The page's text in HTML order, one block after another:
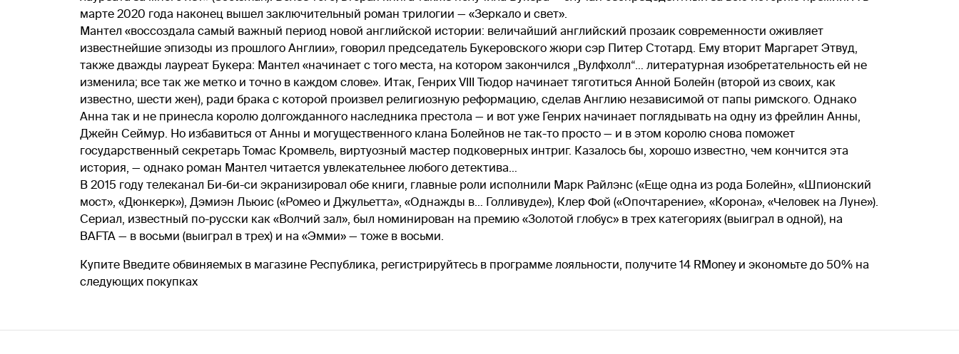
марте 2020 года наконец вышел заключительный роман трилогии — «Зеркало и свет».
Мантел «воссоздала самый важный период новой английской истории: величайший английский прозаик современности оживляет
известнейшие эпизоды из прошлого Англии», говорил председатель Букеровского жюри сэр Питер Стотард. Ему вторит Маргарет Этвуд,
также дважды лауреат Букера: Мантел «начинает с того места, на котором закончился „Вулфхолл“… литературная изобретательность ей не
изменила; все так же метко и точно в каждом слове». Итак, Генрих VIII Тюдор начинает тяготиться Анной Болейн (второй из своих, как
известно, шести жен), ради брака с которой произвел религиозную реформацию, сделав Англию независимой от папы римского. Однако
Анна так и не принесла королю долгожданного наследника престола — и вот уже Генрих начинает поглядывать на одну из фрейлин Анны,
Джейн Сеймур. Но избавиться от Анны и могущественного клана Болейнов не так-то просто — и в этом королю снова поможет
государственный секретарь Томас Кромвель, виртуозный мастер подковерных интриг. Казалось бы, хорошо известно, чем кончится эта
история, — однако роман Мантел читается увлекательнее любого детектива…
В 2015 году телеканал Би-би-си экранизировал обе книги, главные роли исполнили Марк Райлэнс («Еще одна из рода Болейн», «Шпионский
мост», «Дюнкерк»), Дэмиэн Льюис («Ромео и Джульетта», «Однажды в… Голливуде»), Клер Фой («Опочтарение», «Корона», «Человек на Луне»).
Сериал, известный по-русски как «Волчий зал», был номинирован на премию «Золотой глобус» в трех категориях (выиграл в одной), на
BAFTA — в восьми (выиграл в трех) и на «Эмми» — тоже в восьми.
Купите Введите обвиняемых в магазине Республика, регистрируйтесь в программе лояльности, получите 14 RMoney и экономьте до 50% на
следующих покупках